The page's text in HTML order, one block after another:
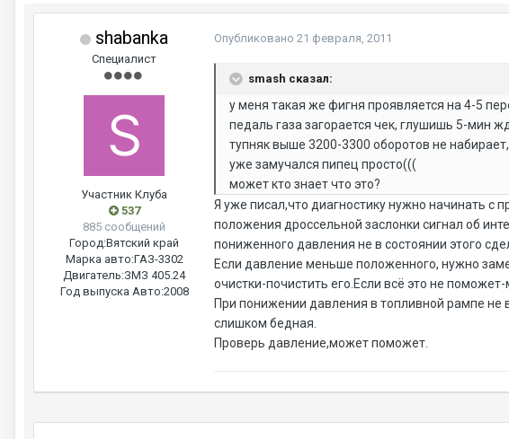
shabanka
Специалист
Участник Клуба
537
885 сообщений
Город:Вятский край
Марка авто:ГАЗ-3302
Двигатель:ЗМЗ 405.24
Год выпуска Авто:2008
Опубликовано 21 февраля, 2011
smash сказал:
у меня такая же фигня проявляется на 4-5
педаль газа загорается чек, глушишь 5-мин
тупняк выше 3200-3300 оборотов не
уже замучался пипец просто(((
может кто знает что это?
Я уже писал,что диагностику нужно начинать с
положения дроссельной заслонки сигнал об
пониженного давления не в состоянии этого
Если давление меньше положенного, нужно
очистки-почистить его.Если всё это не
При понижении давления в топливной рампе не
слишком бедная.
Проверь давление,может поможет.